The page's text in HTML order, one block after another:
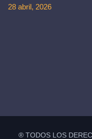
28 abril, 2026
® TODOS LOS